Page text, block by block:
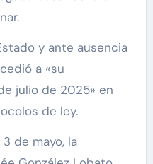
y ante ausencia
a «su
julio de 2025» en
de ley.
de mayo, la